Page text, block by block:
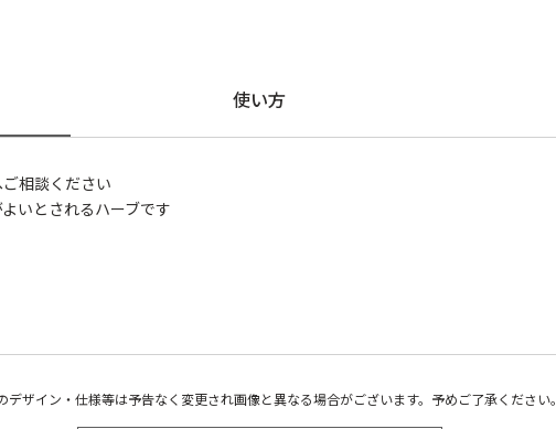
使い方
相談ください
いとされるハーブです
ザイン・仕様等は予告なく変更され画像と異なる場合がございます。予めご了承ください。